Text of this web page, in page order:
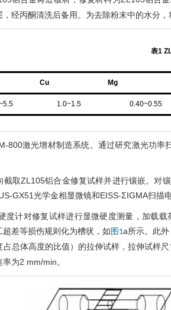
，经丙酮清洗后备用。为去除粉末中的水分
表1
Cu Mg
1.0~1.5 0.40~0.55
800激光增材制造系统。通过研究激光功
截取ZL105铝合金修复试样并进行镶嵌。对
GX51光学金相显微镜和EISS-ΣIGMA扫描
度计对修复试样进行显微硬度测量，加载
差等损伤规则化为槽状，如 图1a所示。此
总体高度的比值）的拉伸试样，拉伸试样
为2 mm/min。